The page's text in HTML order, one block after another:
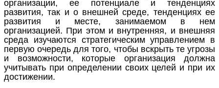
организации, ее потенциале и тенденциях
развития, так и о внешней среде, тенденциях ее
развития и месте, занимаемом в нем
организацией. При этом и внутренняя, и внешняя
среда изучаются стратегическим управлением в
первую очередь для того, чтобы вскрыть те угрозы
и возможности, которые организация должна
учитывать при определении своих целей и при их
достижении.